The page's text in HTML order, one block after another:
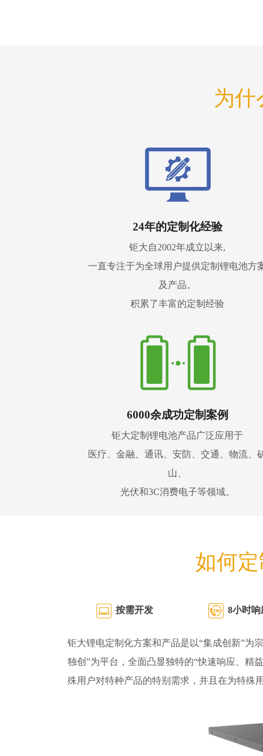
为什
24年的定制化经验
钜大自2002年成立以来,
一直专注于为全球用户提供定制锂电池方
及产品。
积累了丰富的定制经验
6000余成功定制案例
钜大定制锂电池产品广泛应用于
医疗、金融、通讯、安防、交通、物流、
山、
光伏和3C消费电子等领域。
如何
按需开发 8小时响
钜大锂电定制化方案和产品是以“集成创新”为
独创”为平台，全面凸显独特的“快速响应、精
殊用户对特种产品的特别需求，并且在为特殊